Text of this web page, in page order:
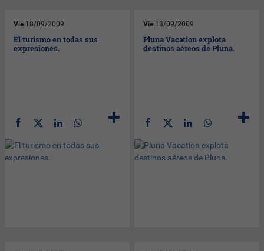
Vie 18/09/2009
El turismo en todas sus
expresiones.
Vie 18/09/2009
Pluna Vacation explota
destinos aéreos de Pluna.